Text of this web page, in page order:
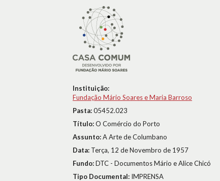
Instituição:
Fundação Mário Soares e Maria Barroso
Pasta:05452.023
Título:O Comércio do Porto
Assunto:A Arte de Columbano
Data: Terça, 12 de Novembro de 1957
Fundo:DTC - Documentos Mário e Alice Chicó
Tipo Documental: IMPRENSA